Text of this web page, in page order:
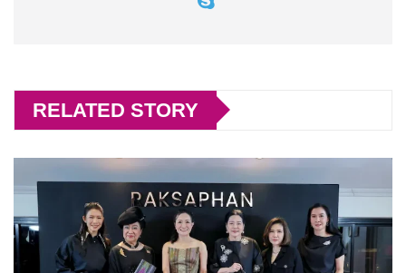
RELATED STORY